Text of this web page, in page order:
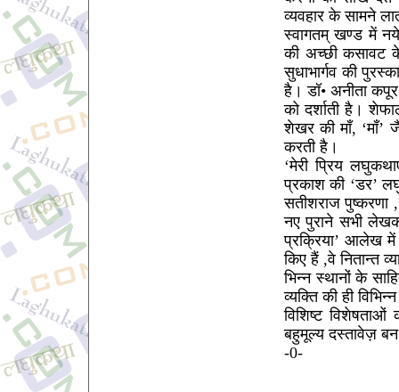
व्यवहार के सामने
स्वागतम् खण्ड में
की अच्छी कसावट
सुधाभार्गव की
है। डॉ• अनीता
को दर्शाती है।
शेखर की माँ, ‘माँ’
करती है।
‘मेरी प्रिय
प्रकाश की ‘डर’
सतीशराज पुष्करणा
नए पुराने सभी
प्रक्रिया’ आलेख में
किए हैं ,वे नितान्त
भिन्न स्थानों के
व्यक्ति की ही
विशिष्ट
बहुमूल्य दस्तावेज़
-0-